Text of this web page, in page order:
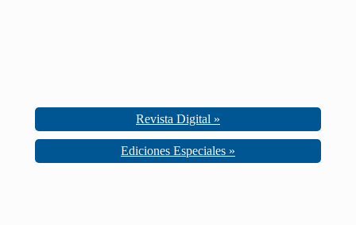
Revista Digital »
Ediciones Especiales »